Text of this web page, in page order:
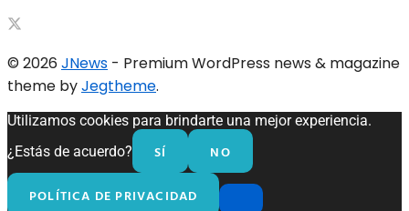
© 2026 JNews - Premium WordPress news & magazine
theme byJegtheme.
Utilizamos cookies para brindarte una mejor experiencia.
¿Estás de acuerdo?
SÍ NO
POLÍTICA DE PRIVACIDAD